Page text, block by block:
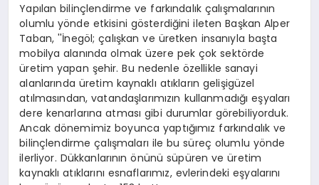
Yapılan bilinçlendirme ve farkındalık çalışmalarının
olumlu yönde etkisini gösterdiğini ileten Başkan Alper
Taban, ''İnegöl; çalışkan ve üretken insanıyla başta
mobilya alanında olmak üzere pek çok sektörde
üretim yapan şehir. Bu nedenle özellikle sanayi
alanlarında üretim kaynaklı atıkların gelişigüzel
atılmasından, vatandaşlarımızın kullanmadığı eşyaları
dere kenarlarına atması gibi durumlar görebiliyorduk.
Ancak dönemimiz boyunca yaptığımız farkındalık ve
bilinçlendirme çalışmaları ile bu süreç olumlu yönde
ilerliyor. Dükkanlarının önünü süpüren ve üretim
kaynaklı atıklarını esnaflarımız, evlerindeki eşyalarını